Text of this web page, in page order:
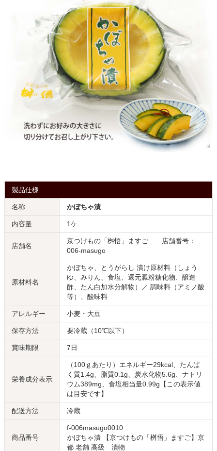
製品仕様
名称 かぼちゃ漬
内容量 1ケ
店舗名
京つけもの「桝悟」ますご 店舗番号：
006-masugo
原材料名
かぼちゃ、とうがらし 漬け原材料（しょう
ゆ、みりん、食塩、還元澱粉糖化物、醸造
酢、たん白加水分解物）／ 調味料（アミノ酸
等）、酸味料
アレルギー 小麦・大豆
保存方法 要冷蔵（10℃以下）
賞味期限 7日
栄養成分表示
（100ｇあたり）エネルギー29kcal、たんぱ
く質1.4g、脂質0.1g、炭水化物5.6g、ナトリ
ウム389mg、食塩相当量0.99g【この表示値
は目安です】
配送方法 冷蔵
商品番号
f-006masugo0010
かぼちゃ漬 【京つけもの「桝悟」ますご】京
都 老舗 高級 漬物